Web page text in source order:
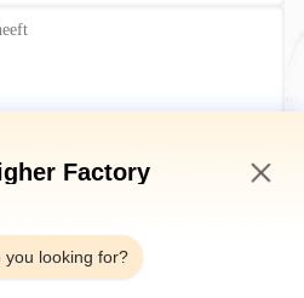
nu Factory
you looking for?